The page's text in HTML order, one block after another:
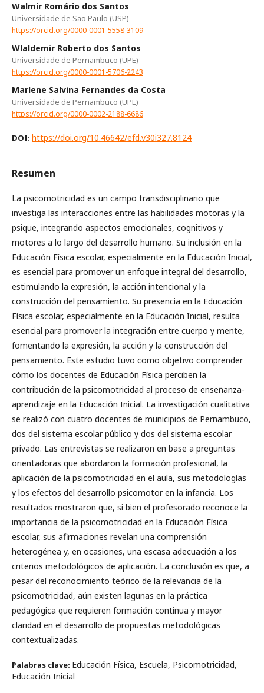
Walmir Romário dos Santos
Universidade de São Paulo (USP)
https://orcid.org/0000-0001-5558-3109
Wlaldemir Roberto dos Santos
Universidade de Pernambuco (UPE)
https://orcid.org/0000-0001-5706-2243
Marlene Salvina Fernandes da Costa
Universidade de Pernambuco (UPE)
https://orcid.org/0000-0002-2188-6686
DOI: https://doi.org/10.46642/efd.v30i327.8124
Resumen
La psicomotricidad es un campo transdisciplinario que
investiga las interacciones entre las habilidades motoras y la
psique, integrando aspectos emocionales, cognitivos y
motores a lo largo del desarrollo humano. Su inclusión en la
Educación Física escolar, especialmente en la Educación Inicial,
es esencial para promover un enfoque integral del desarrollo,
estimulando la expresión, la acción intencional y la
construcción del pensamiento. Su presencia en la Educación
Física escolar, especialmente en la Educación Inicial, resulta
esencial para promover la integración entre cuerpo y mente,
fomentando la expresión, la acción y la construcción del
pensamiento. Este estudio tuvo como objetivo comprender
cómo los docentes de Educación Física perciben la
contribución de la psicomotricidad al proceso de enseñanza-
aprendizaje en la Educación Inicial. La investigación cualitativa
se realizó con cuatro docentes de municipios de Pernambuco,
dos del sistema escolar público y dos del sistema escolar
privado. Las entrevistas se realizaron en base a preguntas
orientadoras que abordaron la formación profesional, la
aplicación de la psicomotricidad en el aula, sus metodologías
y los efectos del desarrollo psicomotor en la infancia. Los
resultados mostraron que, si bien el profesorado reconoce la
importancia de la psicomotricidad en la Educación Física
escolar, sus afirmaciones revelan una comprensión
heterogénea y, en ocasiones, una escasa adecuación a los
criterios metodológicos de aplicación. La conclusión es que, a
pesar del reconocimiento teórico de la relevancia de la
psicomotricidad, aún existen lagunas en la práctica
pedagógica que requieren formación continua y mayor
claridad en el desarrollo de propuestas metodológicas
contextualizadas.
Palabras clave: Educación Física, Escuela, Psicomotricidad,
Educación Inicial